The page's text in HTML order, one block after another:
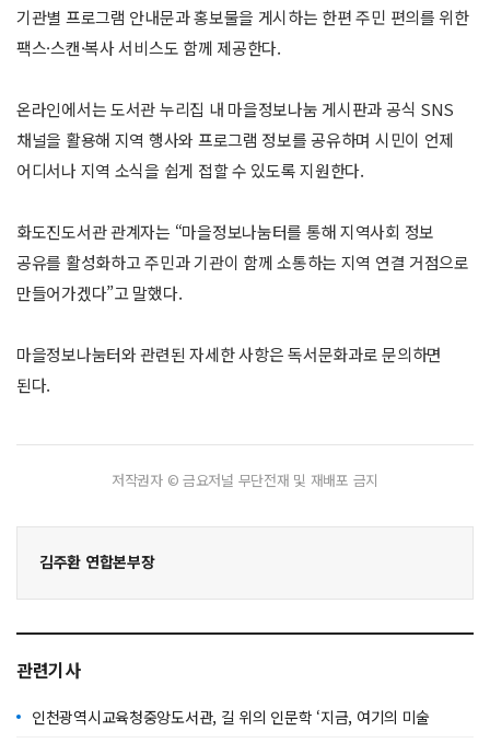
기관별 프로그램 안내문과 홍보물을 게시하는 한편 주민 편의를 위한
팩스·스캔·복사 서비스도 함께 제공한다.
온라인에서는 도서관 누리집 내 마을정보나눔 게시판과 공식 SNS
채널을 활용해 지역 행사와 프로그램 정보를 공유하며 시민이 언제
어디서나 지역 소식을 쉽게 접할 수 있도록 지원한다.
화도진도서관 관계자는 “마을정보나눔터를 통해 지역사회 정보
공유를 활성화하고 주민과 기관이 함께 소통하는 지역 연결 거점으로
만들어가겠다”고 말했다.
마을정보나눔터와 관련된 자세한 사항은 독서문화과로 문의하면
된다.
저작권자 © 금요저널 무단전재 및 재배포 금지
김주환 연합본부장
관련기사
인천광역시교육청중앙도서관, 길 위의 인문학 ‘지금, 여기의 미술